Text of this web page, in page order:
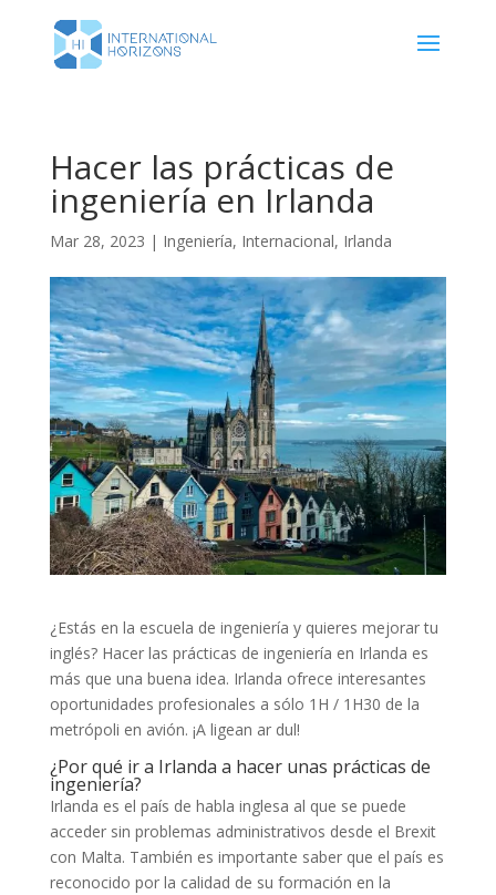
Hacer las prácticas de
ingeniería en Irlanda
Mar 28, 2023 | Ingeniería, Internacional, Irlanda
¿Estás en la escuela de ingeniería y quieres mejorar tu
inglés? Hacer las prácticas de ingeniería en Irlanda es
más que una buena idea. Irlanda ofrece interesantes
oportunidades profesionales a sólo 1H / 1H30 de la
metrópoli en avión. ¡A ligean ar dul!
¿Por qué ir a Irlanda a hacer unas prácticas de
ingeniería?
Irlanda es el país de habla inglesa al que se puede
acceder sin problemas administrativos desde el Brexit
con Malta. También es importante saber que el país es
reconocido por la calidad de su formación en la